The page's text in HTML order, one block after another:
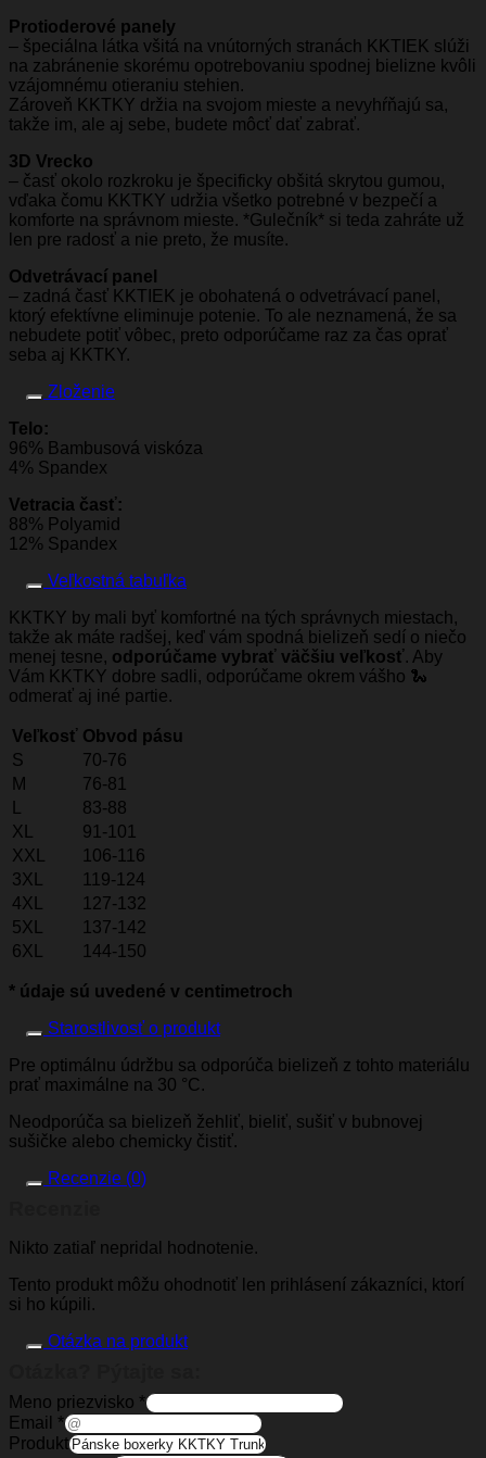
Protioderové panely
– špeciálna látka všitá na vnútorných stranách KKTIEK slúži
na zabránenie skorému opotrebovaniu spodnej bielizne kvôli
vzájomnému otieraniu stehien.
Zároveň KKTKY držia na svojom mieste a nevyhŕňajú sa,
takže im, ale aj sebe, budete môcť dať zabrať.
3D Vrecko
– časť okolo rozkroku je špecificky obšitá skrytou gumou,
vďaka čomu KKTKY udržia všetko potrebné v bezpečí a
komforte na správnom mieste. *Gulečník* si teda zahráte už
len pre radosť a nie preto, že musíte.
Odvetrávací panel
– zadná časť KKTIEK je obohatená o odvetrávací panel,
ktorý efektívne eliminuje potenie. To ale neznamená, že sa
nebudete potiť vôbec, preto odporúčame raz za čas oprať
seba aj KKTKY.
Zloženie
Telo:
96% Bambusová viskóza
4% Spandex
Vetracia časť:
88% Polyamid
12% Spandex
Veľkostná tabuľka
KKTKY by mali byť komfortné na tých správnych miestach,
takže ak máte radšej, keď vám spodná bielizeň sedí o niečo
menej tesne, odporúčame vybrať väčšiu veľkosť. Aby
Vám KKTKY dobre sadli, odporúčame okrem vášho 🐍
odmerať aj iné partie.
Veľkosť Obvod pásu
S
70-76
M
76-81
83-88
XL
91-101
XXL
106-116
3XL
119-124
4XL
127-132
5XL
137-142
6XL
144-150
* údaje sú uvedené v centimetroch
Starostlivosť o produkt
Pre optimálnu údržbu sa odporúča bielizeň z tohto materiálu
prať maximálne na 30 °C.
Neodporúča sa bielizeň žehliť, bieliť, sušiť v bubnovej
sušičke alebo chemicky čistiť.
Recenzie (0)
Nikto zatiaľ nepridal hodnotenie.
Tento produkt môžu ohodnotiť len prihlásení zákazníci, ktorí
si ho kúpili.
Otázka na produkt
Meno priezvisko *
Email *
Produkt